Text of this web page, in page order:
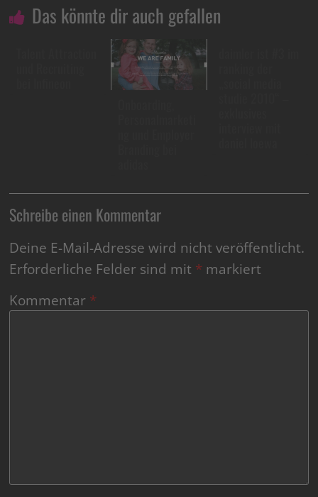
Das könnte dir auch gefallen
Schreibe einen Kommentar
Deine E-Mail-Adresse wird nicht veröffentlicht.
Erforderliche Felder sind mit * markiert
Kommentar *